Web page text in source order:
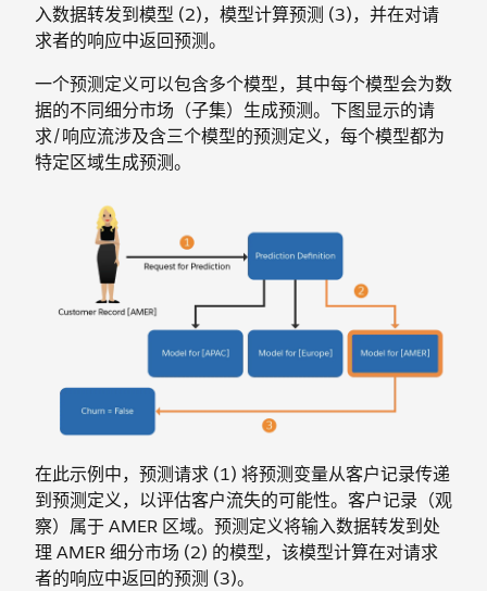
入数据转发到模型 (2)，模型计算预测 (3)，并在对请
求者的响应中返回预测。
一个预测定义可以包含多个模型，其中每个模型会为数
据的不同细分市场（子集）生成预测。下图显示的请
求/响应流涉及含三个模型的预测定义，每个模型都为
特定区域生成预测。
在此示例中，预测请求 (1) 将预测变量从客户记录传递
到预测定义，以评估客户流失的可能性。客户记录（观
察）属于 AMER 区域。预测定义将输入数据转发到处
理 AMER 细分市场 (2) 的模型，该模型计算在对请求
者的响应中返回的预测 (3)。